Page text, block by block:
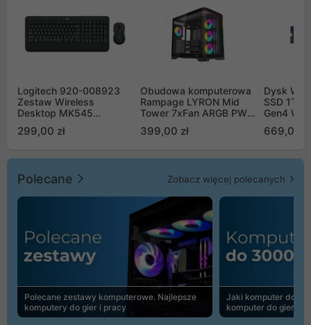
Logitech 920-008923
Zestaw Wireless
Desktop MK545
299,00 zł
Obudowa komputerowa
Rampage LYRON Mid
Tower 7xFan ARGB PWM
399,00 zł
Dysk WD
SSD 1TB
Gen4
669,00
Polecane Zobacz więcej polecanych
Polecane zestawy komputerowe. Najlepsze
komputery do gier i pracy
Jaki komputer do
komputer do gier |